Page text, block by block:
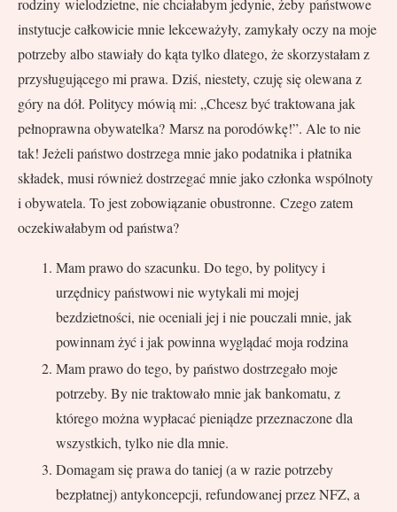
rodziny wielodzietne, nie chciałabym jedynie, żeby państwowe
instytucje całkowicie mnie lekceważyły, zamykały oczy na moje
potrzeby albo stawiały do kąta tylko dlatego, że skorzystałam z
przysługującego mi prawa. Dziś, niestety, czuję się olewana z
góry na dół. Politycy mówią mi: „Chcesz być traktowana jak
pełnoprawna obywatelka? Marsz na porodówkę!”. Ale to nie
tak! Jeżeli państwo dostrzega mnie jako podatnika i płatnika
składek, musi również dostrzegać mnie jako członka wspólnoty
i obywatela. To jest zobowiązanie obustronne. Czego zatem
oczekiwałabym od państwa?
Mam prawo do szacunku. Do tego, by politycy i
urzędnicy państwowi nie wytykali mi mojej
bezdzietności, nie oceniali jej i nie pouczali mnie, jak
powinnam żyć i jak powinna wyglądać moja rodzina
Mam prawo do tego, by państwo dostrzegało moje
potrzeby. By nie traktowało mnie jak bankomatu, z
którego można wypłacać pieniądze przeznaczone dla
wszystkich, tylko nie dla mnie.
Domagam się prawa do taniej (a w razie potrzeby
bezpłatnej) antykoncepcji, refundowanej przez NFZ, a